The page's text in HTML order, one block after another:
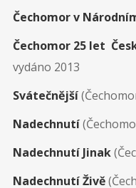
Čechomor v
Čechomor 25 let
vydáno 2013
Svátečnější
Nadechnutí
Nadechnutí Jinak
Nadechnutí Živě